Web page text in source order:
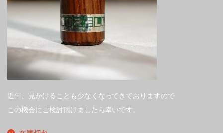
近年、見かけることも少なくなってきておりますので
この機会にご検討頂けましたら幸いです。